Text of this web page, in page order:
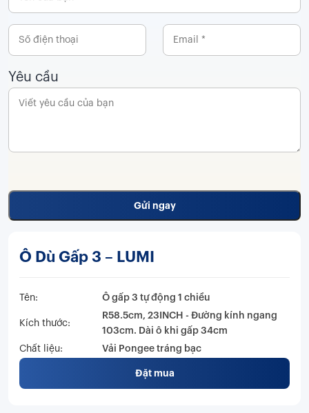
Yêu cầu
Ô Dù Gấp 3 – LUMI
Tên: Ô gấp 3 tự động 1 chiều
Kích thước:
R58.5cm, 23INCH - Đường kính ngang
103cm. Dài ô khi gấp 34cm
Chất liệu:
Vải Pongee tráng bạc
Đặt mua